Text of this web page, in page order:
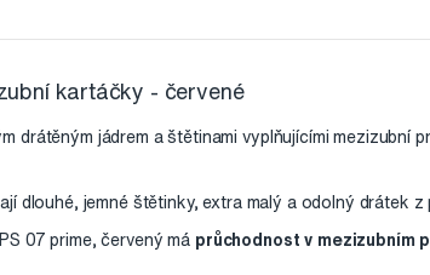
kartáčky - červené
drátěným jádrem a štětinami vyplňujícími mezizubní
dlouhé, jemné štětinky, extra malý a odolný drátek z
07 prime, červený má průchodnost v mezizubním